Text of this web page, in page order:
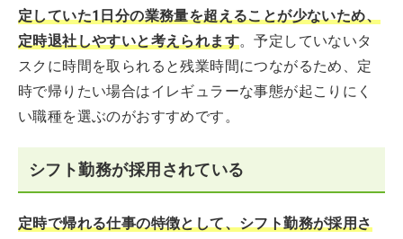
定していた1日分の業務量を超えることが少ないため、
定時退社しやすいと考えられます。予定していないタ
スクに時間を取られると残業時間につながるため、定
時で帰りたい場合はイレギュラーな事態が起こりにく
い職種を選ぶのがおすすめです。
シフト勤務が採用されている
定時で帰れる仕事の特徴として、シフト勤務が採用さ